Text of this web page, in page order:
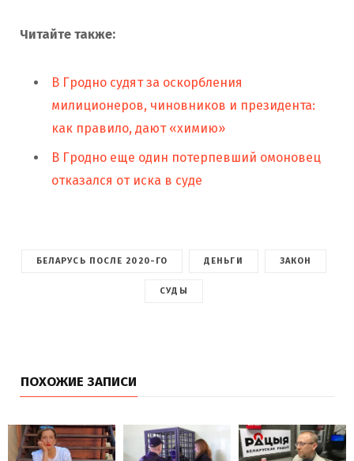
Читайте также:
В Гродно судят за оскорбления
милиционеров, чиновников и президента:
как правило, дают «химию»
В Гродно еще один потерпевший омоновец
отказался от иска в суде
БЕЛАРУСЬ ПОСЛЕ 2020-ГО ДЕНЬГИ ЗАКОН
СУДЫ
ПОХОЖИЕ ЗАПИСИ